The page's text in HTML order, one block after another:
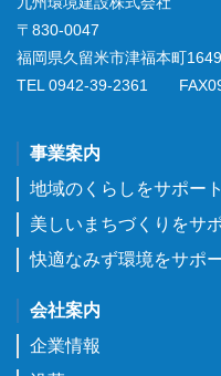
〒830-0047
福岡県久留米市津福本町
TEL 0942-39-2361
事業案内
地域のくらしをサポート
美しいまちづくりをサ
快適なみず環境をサポ
会社案内
企業情報